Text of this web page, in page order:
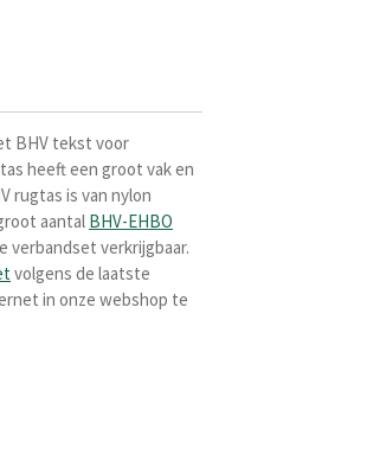
BHV tekst voor
heeft een groot vak en
rugtas is van nylon
aantal BHV-EHBO
verbandset verkrijgbaar.
volgens de laatste
in onze webshop te